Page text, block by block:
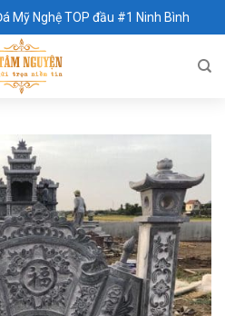
Mỹ Nghệ TOP đầu #1 Ninh Bình